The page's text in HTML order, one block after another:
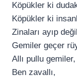
Köpükler ki
Köpükler ki
Zinaları ayıp
Gemiler geçer
Allı pullu
Ben zavallı,